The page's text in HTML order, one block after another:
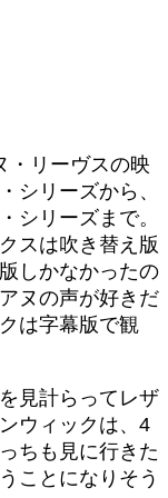
・リーヴスの映
シリーズから、
シリーズまで。
スは吹き替え版
しかなかったの
ヌの声が好きだ
は字幕版で観
見計らってレザ
ウィックは、4
ちも見に行きた
ことになりそう